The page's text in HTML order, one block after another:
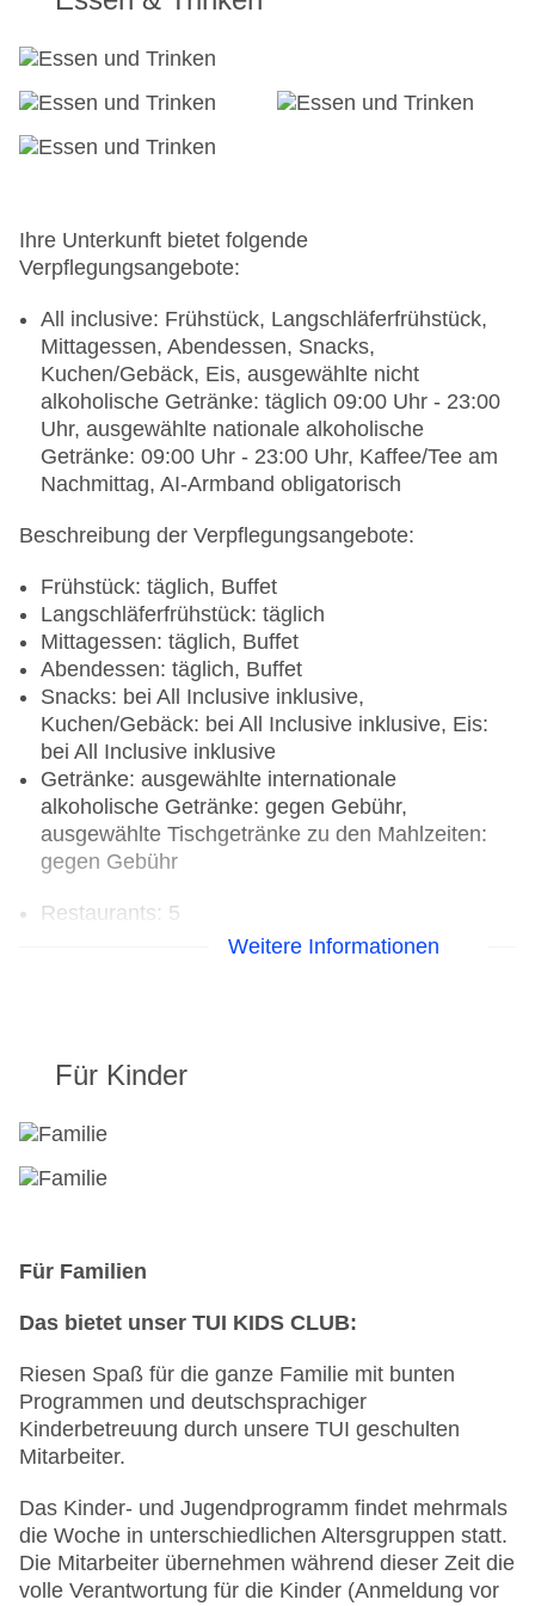
Ihre Unterkunft bietet folgende
Verpflegungsangebote:
All inclusive: Frühstück, Langschläferfrühstück,
Mittagessen, Abendessen, Snacks,
Kuchen/Gebäck, Eis, ausgewählte nicht
alkoholische Getränke: täglich 09:00 Uhr - 23:00
Uhr, ausgewählte nationale alkoholische
Getränke: 09:00 Uhr - 23:00 Uhr, Kaffee/Tee am
Nachmittag, AI-Armband obligatorisch
Beschreibung der Verpflegungsangebote:
Frühstück: täglich, Buffet
Langschläferfrühstück: täglich
Mittagessen: täglich, Buffet
Abendessen: täglich, Buffet
Snacks: bei All Inclusive inklusive,
Kuchen/Gebäck: bei All Inclusive inklusive, Eis:
bei All Inclusive inklusive
Getränke: ausgewählte internationale
alkoholische Getränke: gegen Gebühr,
ausgewählte Tischgetränke zu den Mahlzeiten:
gegen Gebühr
Restaurants: 5
Hauptrestaurant „Food Market“: Küche:
Gerichte: Anfrage notwendig, Vollwertkost:
& Reservierung nicht notwendig, ohne Gebühr,
angemessene Kleidung erwünscht
nicht notwendig, ohne Gebühr, täglich, mit
Restaurant „La Choza“: Küche: international,
ohne Gebühr, täglich, am Pool, Kinderhochstuhl
Spezialitätenrestaurant „Kokoro“: Küche:
asiatisch, Sushi, Buffet, Reservierung notwendig,
gegen Gebühr, täglich, mit Terrasse,
Spezialitätenrestaurant „Il Peccato“: Küche:
italienisch, Buffet, Reservierung notwendig,
gegen Gebühr, täglich, mit Terrasse,
angemessene Kleidung erwünscht
Weitere Informationen
Für Kinder
Für Familien
Das bietet unser TUI KIDS CLUB:
Riesen Spaß für die ganze Familie mit bunten
Programmen und deutschsprachiger
Kinderbetreuung durch unsere TUI geschulten
Mitarbeiter.
Das Kinder- und Jugendprogramm findet mehrmals
die Woche in unterschiedlichen Altersgruppen statt.
Die Mitarbeiter übernehmen während dieser Zeit die
volle Verantwortung für die Kinder (Anmeldung vor